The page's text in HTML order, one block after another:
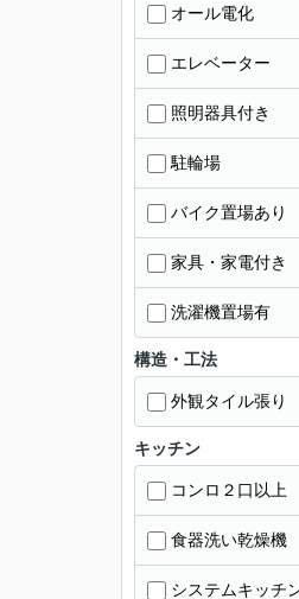
オール電化
エレベーター
照明器具付き
駐輪場
バイク置場あり
家具・家電付き
洗濯機置場有
構造・工法
外観タイル張り
キッチン
コンロ２口以上
食器洗い乾燥機
システムキッチ